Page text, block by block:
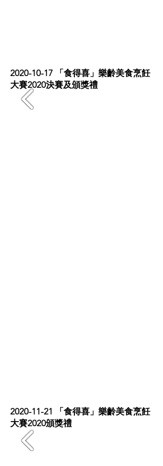
2020-10-17 「食得喜」樂齡美食烹飪
大賽2020決賽及頒獎禮
2020-11-21
「食得喜」樂齡美食烹飪
大賽2020頒獎禮